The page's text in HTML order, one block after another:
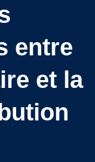
entre
et la